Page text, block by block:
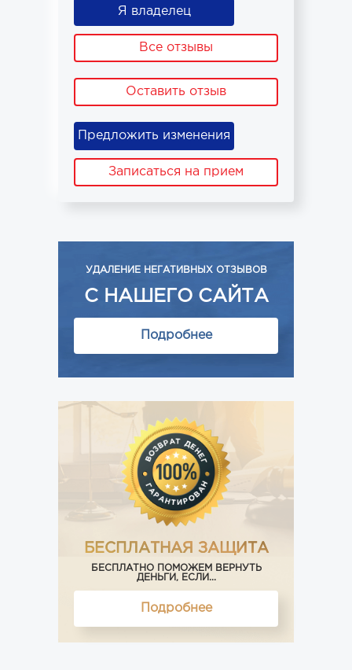
Я владелец
Все отзывы
Оставить отзыв
Предложить изменения
Записаться на прием
УДАЛЕНИЕ НЕГАТИВНЫХ ОТЗЫВОВ
С НАШЕГО САЙТА
Подробнее
БЕСПЛАТНАЯ ЗАЩИТА
БЕСПЛАТНО ПОМОЖЕМ ВЕРНУТЬ
ДЕНЬГИ, ЕСЛИ...
Подробнее